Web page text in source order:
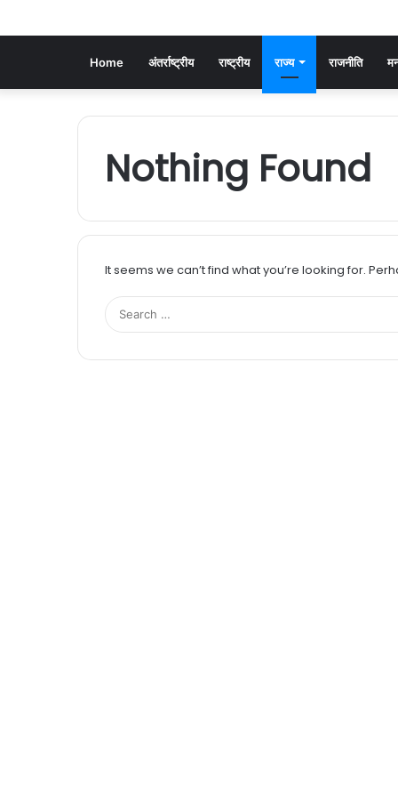
Home अंतर्राष्ट्रीय राष्ट्रीय राज्य राजनीति
Nothing Found
It seems we can’t find what you’re looking for.